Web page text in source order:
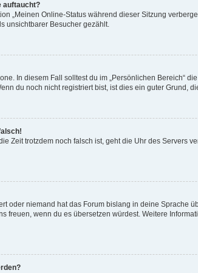
auftaucht?
„Meinen Online-Status während dieser Sitzung
unsichtbarer Besucher gezählt.
In diesem Fall solltest du im „Persönlichen Bereich“
du noch nicht registriert bist, ist dies ein guter Grund,
Zeit trotzdem noch falsch ist, geht die Uhr des Servers
oder niemand hat das Forum bislang in deine Sprache
freuen, wenn du es übersetzen würdest. Weitere